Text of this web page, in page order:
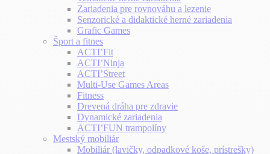
Zariadenia pre rovnováhu a lezenie
Senzorické a didaktické herné zariadenia
Grafic Games
Šport a fitnes
ACTI’Fit
ACTI’Ninja
ACTI’Street
Multi-Use Games Areas
Fitness
Drevená dráha pre zdravie
Dynamické zariadenia
ACTI’FUN trampolíny
Mestský mobiliár
Mobiliár (lavičky, odpadkové koše, prístrešky)